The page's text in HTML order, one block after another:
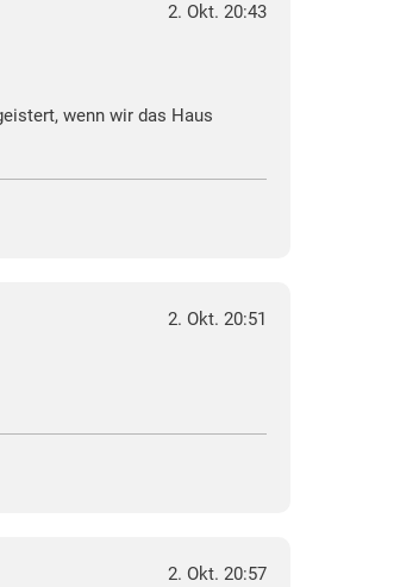
2. Okt. 20:43
wenn wir das Haus
2. Okt. 20:51
2. Okt. 20:57